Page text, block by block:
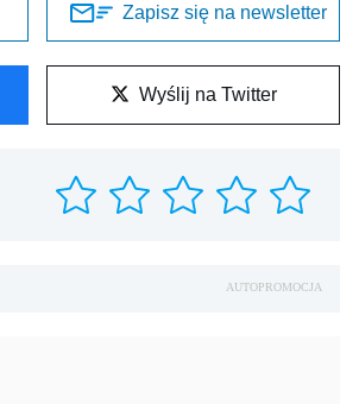
Zapisz się na newsletter
Wyślij na Twitter
AUTOPROMOCJA